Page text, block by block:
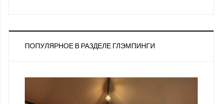
ПОПУЛЯРНОЕ В РАЗДЕЛЕ ГЛЭМПИНГИ